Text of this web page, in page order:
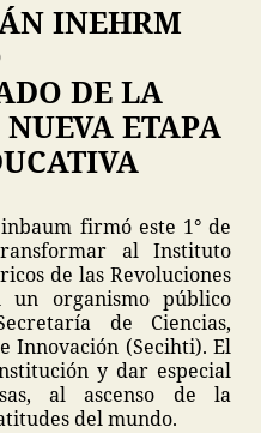
INEHRM
DE LA
ETAPA
firmó este 1° de
al Instituto
de las Revoluciones
un organismo público
de Ciencias,
Innovación (Secihti). El
y dar especial
al ascenso de la
del mundo.